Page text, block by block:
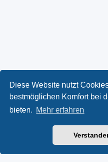
Diese Website nutzt
bestmöglichen Komfort bei
bieten. Mehr erfahren